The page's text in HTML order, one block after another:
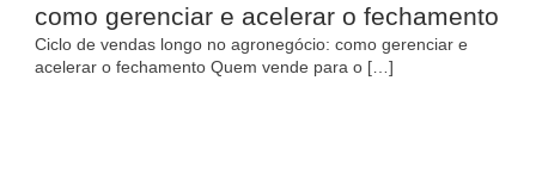
como gerenciar e acelerar o fechamento
Ciclo de vendas longo no agronegócio: como gerenciar e
acelerar o fechamento Quem vende para o […]